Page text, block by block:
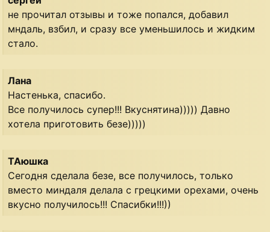
не прочитал отзывы и тоже попался, добавил
мндаль, взбил, и сразу все уменьшилось и жидким
стало.
Лана
Настенька, спасибо.
Все получилось супер!!! Вкуснятина))))) Давно
хотела приготовить безе)))))
ТАюшка
Сегодня сделала безе, все получилось, только
вместо миндаля делала с грецкими орехами, очень
вкусно получилось!!! Спасибки!!!))